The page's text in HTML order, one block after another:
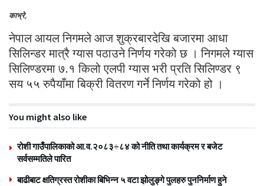
काभ्रे,
नेपाल आयल निगमले आज शुक्रबारदेखि बजारमा आधा
सिलिन्डर मात्रै ग्यास पठाउने निर्णय गरेको छ । निगमले ग्यास
सिलिण्डरमा ७.१ किलो एलपी ग्यास भरी प्रति सिलिण्डर ९
सय ५५ रुपैयाँमा बिक्री वितरण गर्ने निर्णय गरेको हो ।
You might also like
रोशी गाउँपालिकाको आ.व.२०८३÷८४ को नीति तथा कार्यक्रम र बजेट
सर्वसम्मतिले पारित
बाढीबाट क्षतिग्रस्त रोशीका बिभिन्न ५ वटा झोलुङ्गे पुलहरु पुननिर्माण हुने